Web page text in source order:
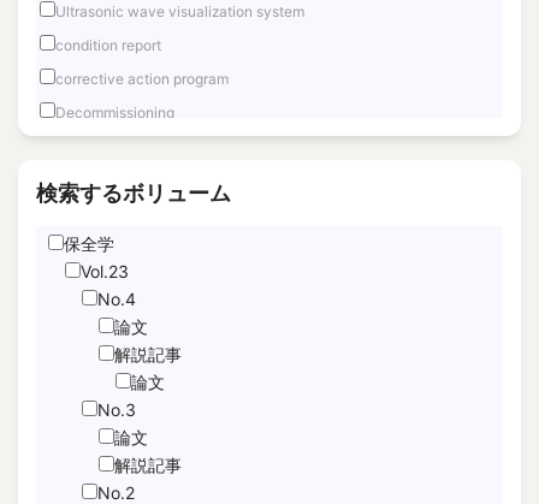
Ultrasonic wave visualization system
condition report
corrective action program
Decommissioning
Fuel Debris Retrieval
Hand Motion TracNing
immediate unfettered access
performance indicator
Sabotage Detection
Screening
Time-Series Data Analysis
検索するボリューム
保全学
Vol.23
No.4
論文
解説記事
論文
No.3
論文
解説記事
No.2